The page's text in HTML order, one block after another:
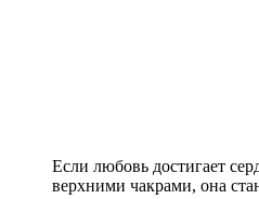
Если любовь достигает
верхними чакрами, она